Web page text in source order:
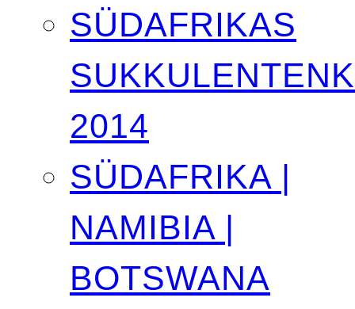
SÜDAFRIKAS
2014
SÜDAFRIKA |
NAMIBIA |
BOTSWANA